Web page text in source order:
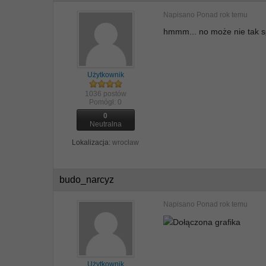
Użytkownik
1036 postów
Pomógł: 0
0
Neutralna
Lokalizacja: wrocław
Napisano Ponad rok temu
hmmm... no może nie tak
budo_narcyz
Napisano Ponad rok temu